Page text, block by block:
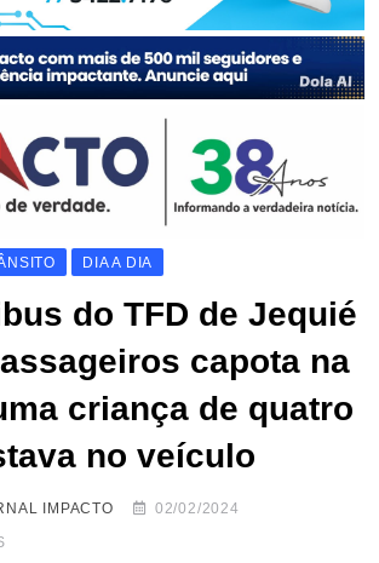
DIA A DIA
do TFD de Jequié
capota na
criança de quatro
no veículo
IMPACTO
02/02/2024